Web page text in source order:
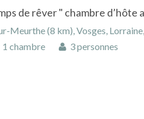
de rêver " chambre d’hôte
Meurthe (8 km), Vosges,
chambre 3 personnes